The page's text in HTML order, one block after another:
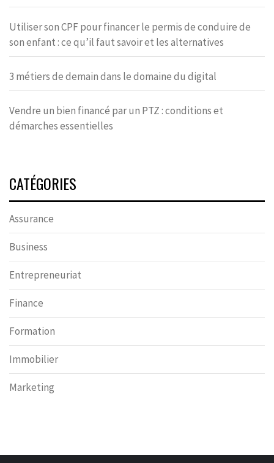
Utiliser son CPF pour financer le permis de conduire de
son enfant : ce qu’il faut savoir et les alternatives
3 métiers de demain dans le domaine du digital
Vendre un bien financé par un PTZ : conditions et
démarches essentielles
CATÉGORIES
Assurance
Business
Entrepreneuriat
Finance
Formation
Immobilier
Marketing